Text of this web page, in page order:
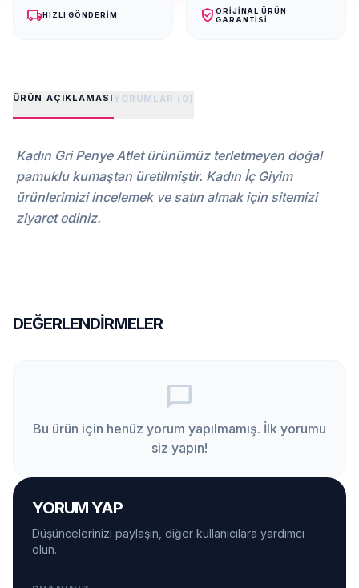
local_shippingHIZLI GÖNDERIM verified_user ORIJINAL ÜRÜN
GARANTISI
ÜRÜN AÇIKLAMASIYORUMLAR (0)
Kadın Gri Penye Atlet ürünümüz terletmeyen doğal
pamuklu kumaştan üretilmiştir. Kadın İç Giyim
ürünlerimizi incelemek ve satın almak için sitemizi
ziyaret ediniz.
DEĞERLENDIRMELER
chat_bubble_outline
Bu ürün için henüz yorum yapılmamış. İlk yorumu
siz yapın!
YORUM YAP
Düşüncelerinizi paylaşın, diğer kullanıcılara yardımcı
olun.